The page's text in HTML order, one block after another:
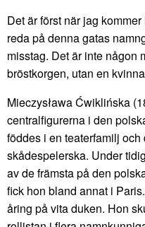
Det är först när jag
reda på denna gatas
misstag. Det är inte någon
bröstkorgen, utan en
Mieczysława Ćwiklińska
centralfigurerna i den
föddes i en teaterfamilj
skådespelerska. Under
av de främsta på den
fick hon bland annat i
åring på vita duken. Hon